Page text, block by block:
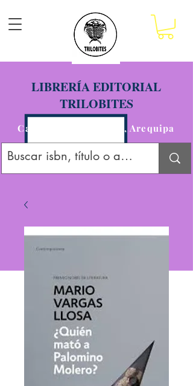
LIBRERÍA EDITORIAL
TRILOBITES
Calle San Agustín 201, Arequipa